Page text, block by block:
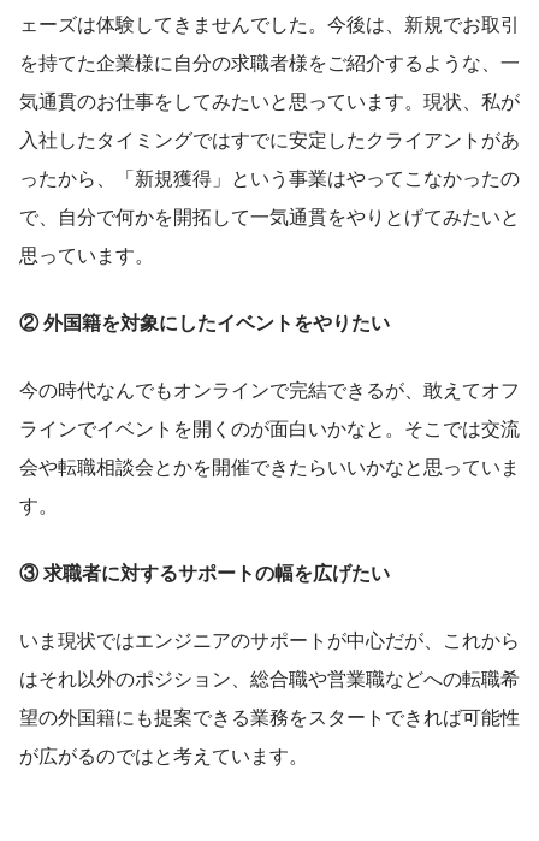
ェーズは体験してきませんでした。今後は、新規でお取引
を持てた企業様に自分の求職者様をご紹介するような、一
気通貫のお仕事をしてみたいと思っています。現状、私が
入社したタイミングではすでに安定したクライアントがあ
ったから、「新規獲得」という事業はやってこなかったの
で、自分で何かを開拓して一気通貫をやりとげてみたいと
思っています。
② 外国籍を対象にしたイベントをやりたい
今の時代なんでもオンラインで完結できるが、敢えてオフ
ラインでイベントを開くのが面白いかなと。そこでは交流
会や転職相談会とかを開催できたらいいかなと思っていま
す。
③ 求職者に対するサポートの幅を広げたい
いま現状ではエンジニアのサポートが中心だが、これから
はそれ以外のポジション、総合職や営業職などへの転職希
望の外国籍にも提案できる業務をスタートできれば可能性
が広がるのではと考えています。